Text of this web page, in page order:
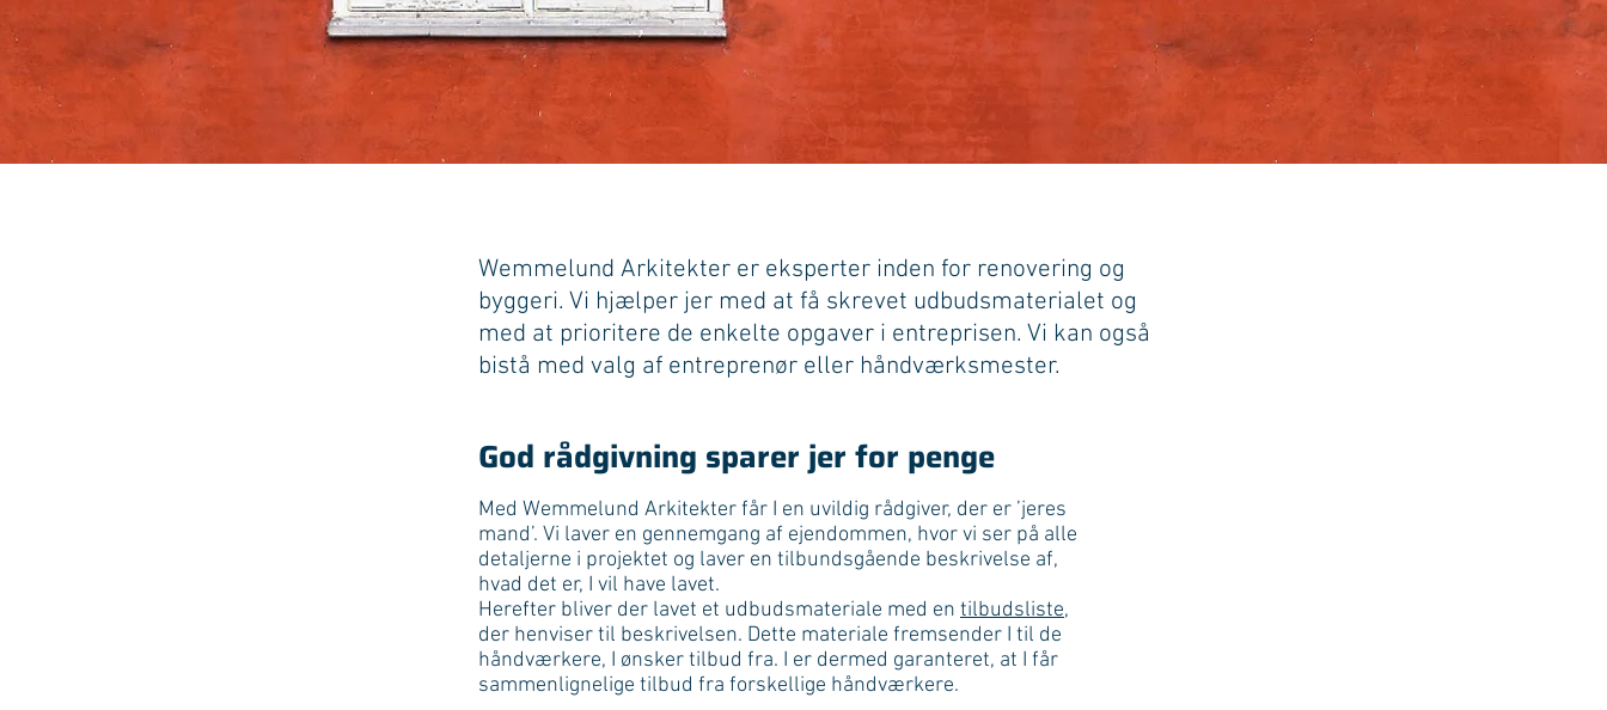
Wemmelund Arkitekter er eksperter inden for renovering og
byggeri. Vi hjælper jer med at få skrevet udbudsmaterialet og
med at prioritere de enkelte opgaver i entreprisen. Vi kan også
bistå med valg af entreprenør eller håndværksmester.
God rådgivning sparer jer for penge
Med Wemmelund Arkitekter får I en uvildig rådgiver, der er ’jeres
mand’. Vi laver en gennemgang af ejendommen, hvor vi ser på alle
detaljerne i projektet og laver en tilbundsgående beskrivelse af,
hvad det er, I vil have lavet.
Herefter bliver der lavet et udbudsmateriale med en tilbudsliste,
der henviser til beskrivelsen. Dette materiale fremsender I til de
håndværkere, I ønsker tilbud fra. I er dermed garanteret, at I får
sammenlignelige tilbud fra forskellige håndværkere.